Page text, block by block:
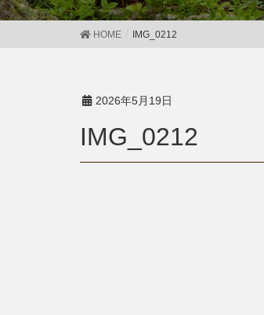
HOME IMG_0212
2026年5月19日
IMG_0212